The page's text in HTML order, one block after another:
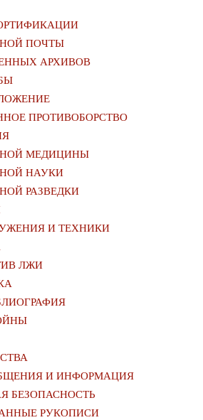
ПОЧТЫ
АРХИВОВ
ПРОТИВОБОРСТВО
МЕДИЦИНЫ
НАУКИ
РАЗВЕДКИ
И ТЕХНИКИ
ЛЖИ
И ИНФОРМАЦИЯ
БЕЗОПАСНОСТЬ
РУКОПИСИ